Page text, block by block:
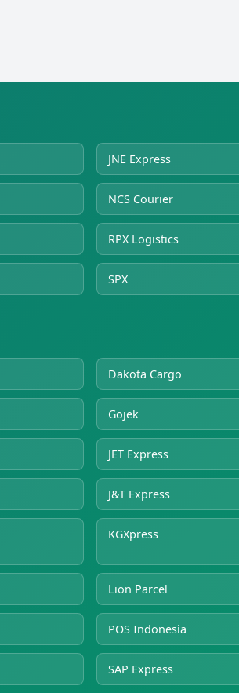
JNE Express
NCS Courier
RPX Logistics
SPX
Dakota Cargo
Gojek
JET Express
J&T Express
KGXpress
Lion Parcel
POS Indonesia
SAP Express